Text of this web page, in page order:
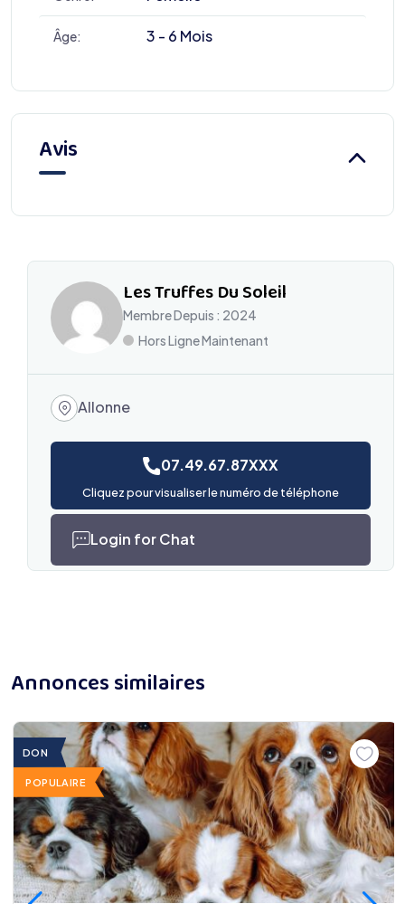
Âge: 3 - 6 Mois
Avis
Les Truffes Du Soleil
Membre Depuis : 2024
Hors Ligne Maintenant
Allonne
07.49.67.87XXX
Cliquez pour visualiser le numéro de téléphone
Login for Chat
Annonces similaires
DON
POPULAIRE